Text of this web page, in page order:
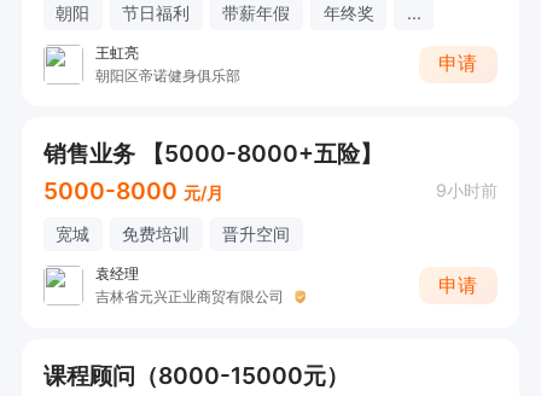
朝阳 节日福利 带薪年假 年终奖 ...
王虹亮
朝阳区帝诺健身俱乐部
申请
销售业务 【5000-8000+五险】
5000-8000 元/月 9小时前
宽城 免费培训 晋升空间
袁经理
吉林省元兴正业商贸有限公司
申请
课程顾问（8000-15000元）